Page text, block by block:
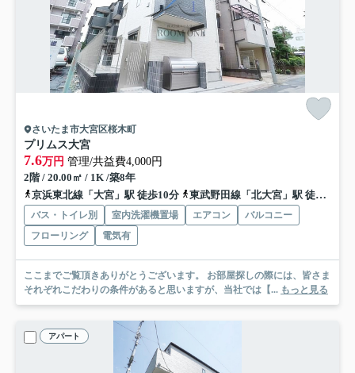
さいたま市大宮区桜木町
プリムス大宮
7.6万円 管理/共益費4,000円
2階 / 20.00㎡ / 1K /築8年
京浜東北線「大宮」駅 徒歩10分
東武野田線「北大宮」駅 徒歩26分
バス・トイレ別 室内洗濯機置場 エアコン
バルコニー
フローリング
電気有
ここまでご覧頂きありがとうございます。 お部屋探しの際には、皆さま
それぞれこだわりの条件があると思いますが、当社では【... もっと見る
アパート